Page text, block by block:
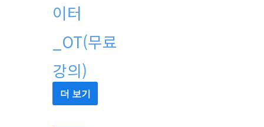
이터
_OT(무료
강의)
더 보기